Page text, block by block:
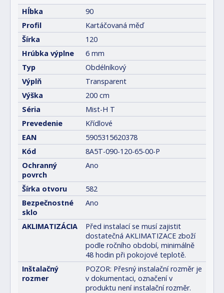
Hĺbka
90
Profil
Kartáčovaná měď
Šírka
120
Hrúbka výplne
6 mm
Typ
Obdélníkový
Výplň
Transparent
Výška
200 cm
Séria
Mist-H T
Prevedenie
Křídlové
EAN
5905315620378
Kód
8A5T-090-120-65-00-P
Ochranný
povrch
Ano
Šírka otvoru
582
Bezpečnostné
sklo
Ano
AKLIMATIZÁCIA
Před instalací se musí zajistit
dostatečná AKLIMATIZACE zboží
podle ročního období, minimálně
48 hodin při pokojové teplotě.
Inštalačný
rozmer
POZOR: Přesný instalační rozměr je
v dokumentaci, označení v
produktu není instalační rozměr.